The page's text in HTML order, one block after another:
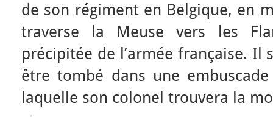
de son régiment en Belgique, en
traverse la Meuse vers les
précipitée de l’armée française. Il
être tombé dans une
laquelle son colonel trouvera la